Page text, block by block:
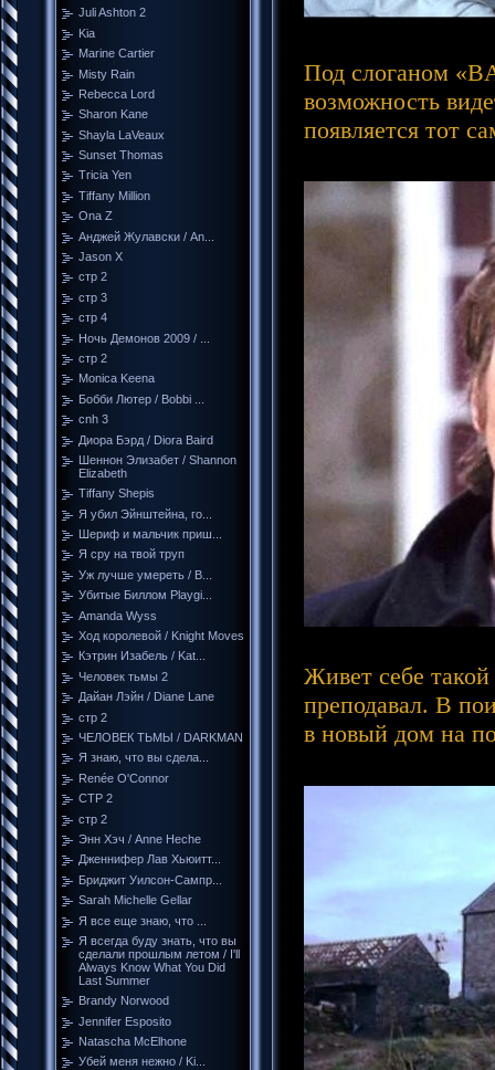
Juli Ashton 2
Kia
Marine Cartier
Misty Rain
Rebecca Lord
Sharon Kane
Shayla LaVeaux
Sunset Thomas
Tricia Yen
Tiffany Million
Ona Z
Анджей Жулавски / An...
Jason X
стр 2
стр 3
стр 4
Ночь Демонов 2009 / ...
стр 2
Monica Keena
Бобби Лютер / Bobbi ...
cnh 3
Диора Бэрд / Diora Baird
Шеннон Элизабет / Shannon
Elizabeth
Tiffany Shepis
Я убил Эйнштейна, го...
Шериф и мальчик приш...
Я сру на твой труп
Уж лучше умереть / B...
Убитые Биллом Playgi...
Amanda Wyss
Ход королевой / Knight Moves
Кэтрин Изабель / Kat...
Человек тьмы 2
Дайан Лэйн / Diane Lane
стр 2
ЧЕЛОВЕК ТЬМЫ / DARKMAN
Я знаю, что вы сдела...
Renée O'Connor
СТР 2
стр 2
Энн Хэч / Anne Heche
Дженнифер Лав Хьюитт...
Бриджит Уилсон-Сампр...
Sarah Michelle Gellar
Я все еще знаю, что ...
Я всегда буду знать, что вы
сделали прошлым летом / I'll
Always Know What You Did
Last Summer
Brandy Norwood
Jennifer Esposito
Natascha McElhone
Убей меня нежно / Ki...
Под слоганом
возможность
появляется тот
Живет себе
преподавал. В
в новый дом на